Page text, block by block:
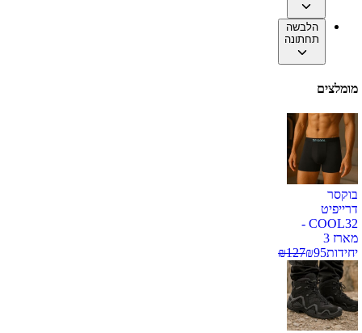
הלבשה
תחתונה
מומלצים
בוקסר
דרייפיט
COOL32 -
מארז 3
יחידות
₪95
₪127